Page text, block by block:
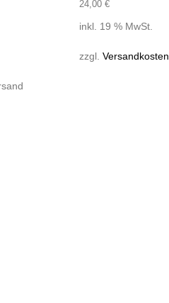
24,00 €
inkl. 19 % MwSt.
zzgl. Versandkosten